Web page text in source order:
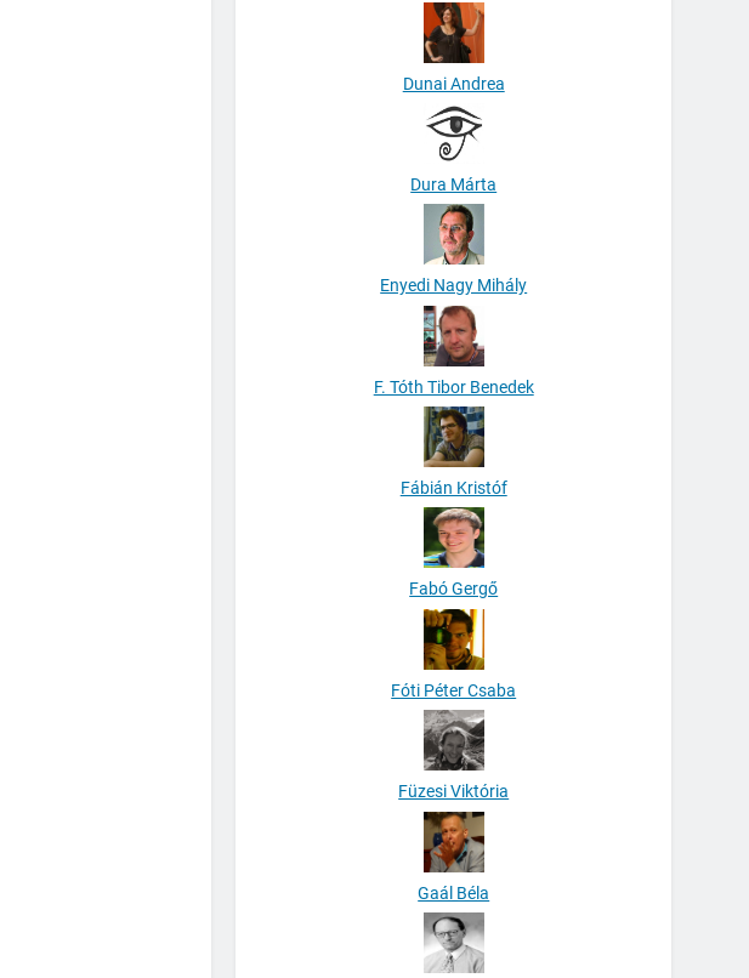
Dunai Andrea
Dura Márta
Enyedi Nagy Mihály
F. Tóth Tibor Benedek
Fábián Kristóf
Fabó Gergő
Fóti Péter Csaba
Füzesi Viktória
Gaál Béla